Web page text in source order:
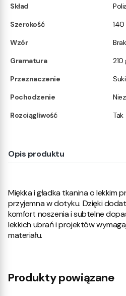
Skład
Szerokość
Wzór
Brak
Gramatura
210
Przeznaczenie
Pochodzenie
Rozciągliwość
Tak
Opis produktu
Miękka i gładka tkanina o lekkim
przyjemna w dotyku. Dzięki
komfort noszenia i subtelne
lekkich ubrań i projektów
materiału.
Produkty powiązane